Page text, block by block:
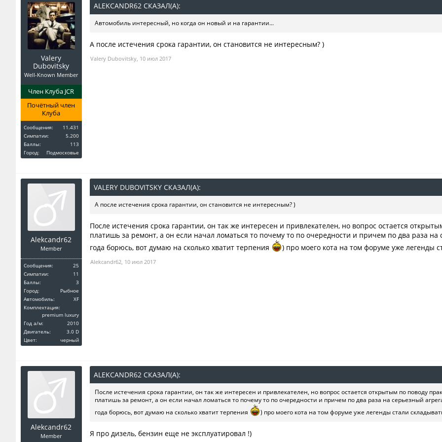
Valery
Dubovitsky
Well-Known Member
Член Клуба JCR
Почётный член
Клуба
Сообщения:
11.431
Симпатии:
5.200
Баллы:
113
Город:
Подмосковье
ALEKCANDR62 СКАЗАЛ(А):
Автомобиль интересный, но когда он новый и на гарантии...
А после истечения срока гарантии, он становится не интересным? )
Valery Dubovitsky, 10 июл 2017
Alekcandr62
Member
Сообщения:
25
Симпатии:
11
Баллы:
3
Город:
Рыбное
Автомобиль:
XF
Комплектация:
premium luxury
Год a/м:
2010
Двигатель:
3.0 D
Цвет:
черный
VALERY DUBOVITSKY СКАЗАЛ(А):
А после истечения срока гарантии, он становится не интересным? )
После истечения срока гарантии, он так же интересен и привлекателен, но вопрос остается
платишь за ремонт, а он если начал ломаться то почему то по очередности и причем по два раза
года борюсь, вот думаю на сколько хватит терпения
) про моего кота на том форуме уже легенды
Alekcandr62, 10 июл 2017
Alekcandr62
Member
ALEKCANDR62 СКАЗАЛ(А):
После истечения срока гарантии, он так же интересен и привлекателен, но вопрос остается открытым по поводу
платишь за ремонт, а он если начал ломаться то почему то по очередности и причем по два раза на серьезный
года борюсь, вот думаю на сколько хватит терпения
) про моего кота на том форуме уже легенды стали
Я про дизель, бензин еще не эксплуатировал !)